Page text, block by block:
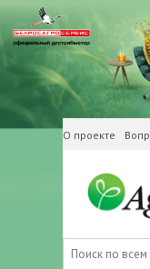
О проекте